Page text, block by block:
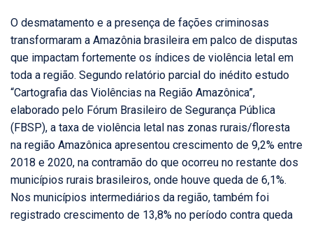
O desmatamento e a presença de fações criminosas
transformaram a Amazônia brasileira em palco de disputas
que impactam fortemente os índices de violência letal em
toda a região. Segundo relatório parcial do inédito estudo
“Cartografia das Violências na Região Amazônica”,
elaborado pelo Fórum Brasileiro de Segurança Pública
(FBSP), a taxa de violência letal nas zonas rurais/floresta
na região Amazônica apresentou crescimento de 9,2% entre
2018 e 2020, na contramão do que ocorreu no restante dos
municípios rurais brasileiros, onde houve queda de 6,1%.
Nos municípios intermediários da região, também foi
registrado crescimento de 13,8% no período contra queda